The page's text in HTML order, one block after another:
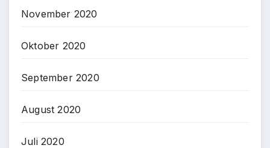
November 2020
Oktober 2020
September 2020
August 2020
Juli 2020